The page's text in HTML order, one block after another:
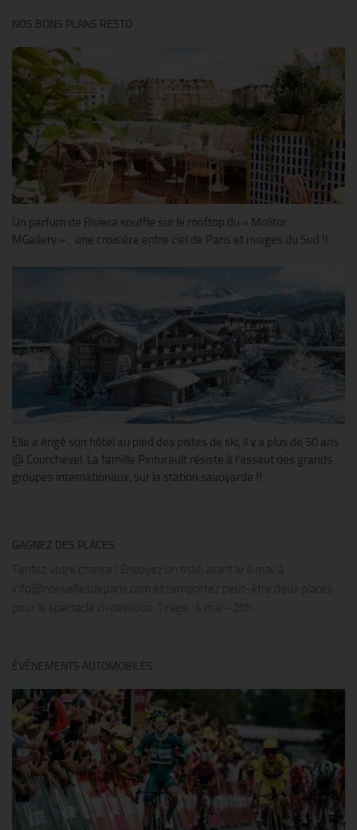
NOS BONS PLANS RESTO
Un parfum de Riviera souffle sur le rooftop du « Molitor
MGallery » : une croisière entre ciel de Paris et rivages du Sud !!
Elle a érigé son hôtel au pied des pistes de ski, il y a plus de 50 ans
@ Courchevel. La famille Pinturault résiste à l’assaut des grands
groupes internationaux, sur la station savoyarde !!
GAGNEZ DES PLACES
Tentez votre chance ! Envoyez un mail, avant le 4 mai, à
info@nouvellesdeparis.com et remportez peut-être deux places
pour le spectacle ci-dessous. Tirage : 4 mai - 20h
ÉVÉNEMENTS AUTOMOBILES